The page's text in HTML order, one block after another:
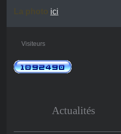
La photo ici
Visiteurs
Actualités